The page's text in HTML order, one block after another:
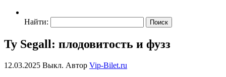
Найти:
Ty Segall: плодовитость и фузз
12.03.2025 Выкл. Автор Vip-Bilet.ru